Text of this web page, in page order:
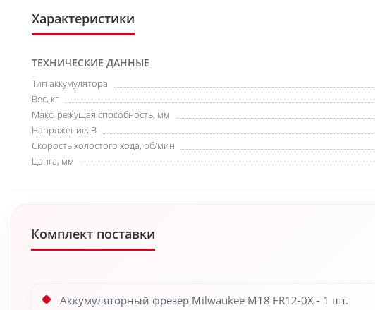
Характеристики
ТЕХНИЧЕСКИЕ ДАННЫЕ
Тип аккумулятора
Вес, кг
Макс. режущая способность, мм
Напряжение, В
Скорость холостого хода, об/мин
Цанга, мм
Комплект поставки
Аккумуляторный фрезер Milwaukee M18 FR12-0X - 1 шт.